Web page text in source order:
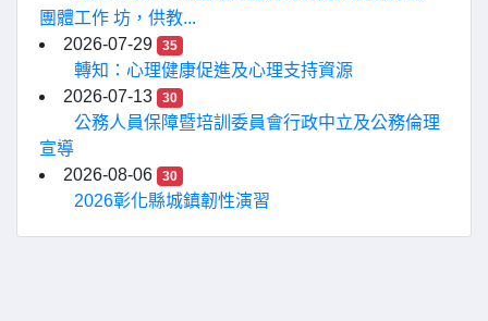
團體工作 坊，供教...
2026-07-29
35
轉知：心理健康促進及心理支持資源
2026-07-13
30
公務人員保障暨培訓委員會行政中立及公務倫理
宣導
2026-08-06
30
2026彰化縣城鎮韌性演習